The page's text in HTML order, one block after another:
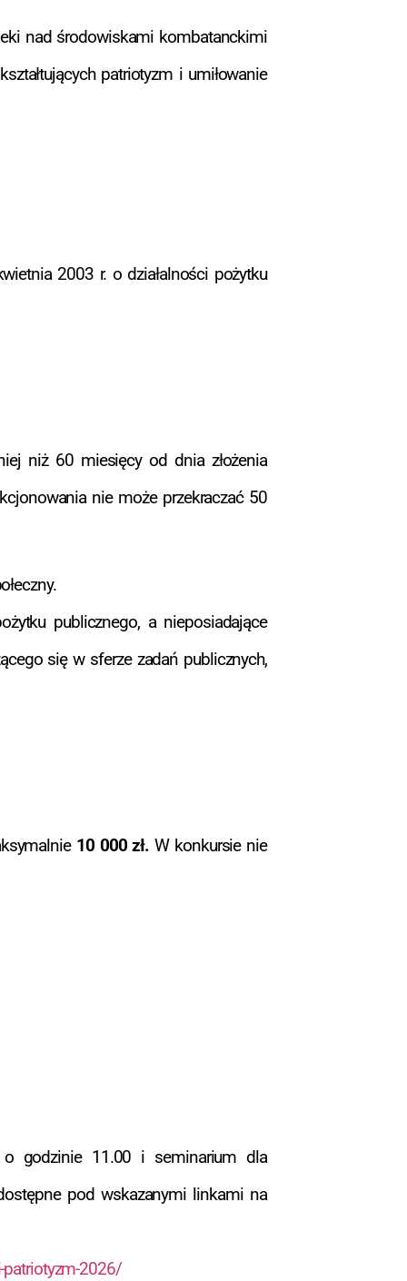
nad środowiskami kombatanckimi
patriotyzm i umiłowanie
2003 r. o działalności pożytku
niż 60 miesięcy od dnia złożenia
nie może przekraczać 50
publicznego, a nieposiadające
się w sferze zadań publicznych,
10 000 zł. W konkursie nie
godzinie 11.00 i seminarium dla
pod wskazanymi linkami na
patriotyzm-2026/